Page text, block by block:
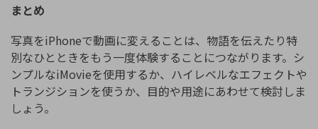
まとめ
写真をiPhoneで動画に変えることは、物語を伝えたり特
別なひとときをもう一度体験することにつながります。シ
ンプルなiMovieを使用するか、ハイレベルなエフェクトや
トランジションを使うか、目的や用途にあわせて検討しま
しょう。